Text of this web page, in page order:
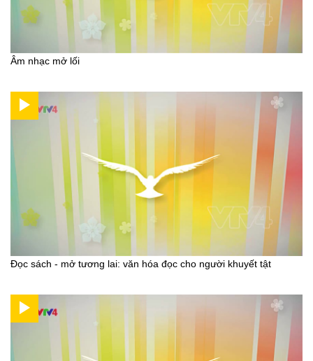
Âm nhạc mở lối
Đọc sách - mở tương lai: văn hóa đọc cho người khuyết tật